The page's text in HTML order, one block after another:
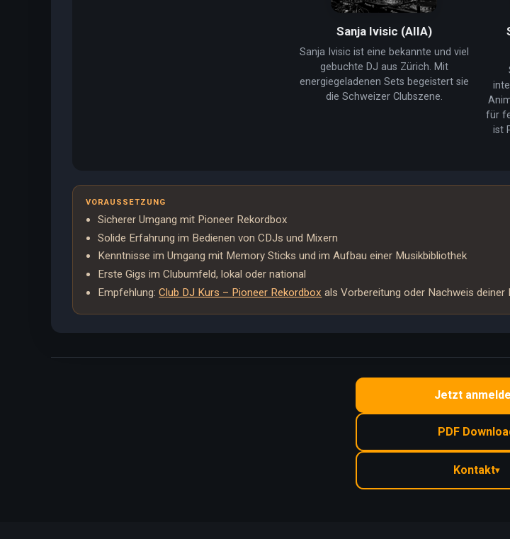
Sanja Ivisic (AIIA)
Sanja Ivisic ist eine bekannte und viel
gebuchte DJ aus Zürich. Mit
energiegeladenen Sets begeistert sie
die Schweizer Clubszene.
für
ist
VORAUSSETZUNG
Sicherer Umgang mit Pioneer Rekordbox
Solide Erfahrung im Bedienen von CDJs und Mixern
Kenntnisse im Umgang mit Memory Sticks und im Aufbau einer Musikbibliothek
Erste Gigs im Clubumfeld, lokal oder national
Empfehlung:Club DJ Kurs – Pioneer Rekordbox als Vorbereitung oder Nachweis
Jetzt
PDF
Kontakt▾